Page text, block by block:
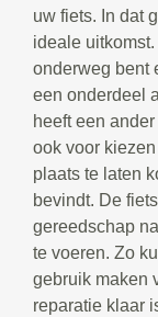
uw fiets. In dat
ideale
onderweg bent
een onderdeel
heeft een
ook voor
plaats te laten
bevindt. De
gereedschap
te voeren. Zo
gebruik maken
reparatie klaar